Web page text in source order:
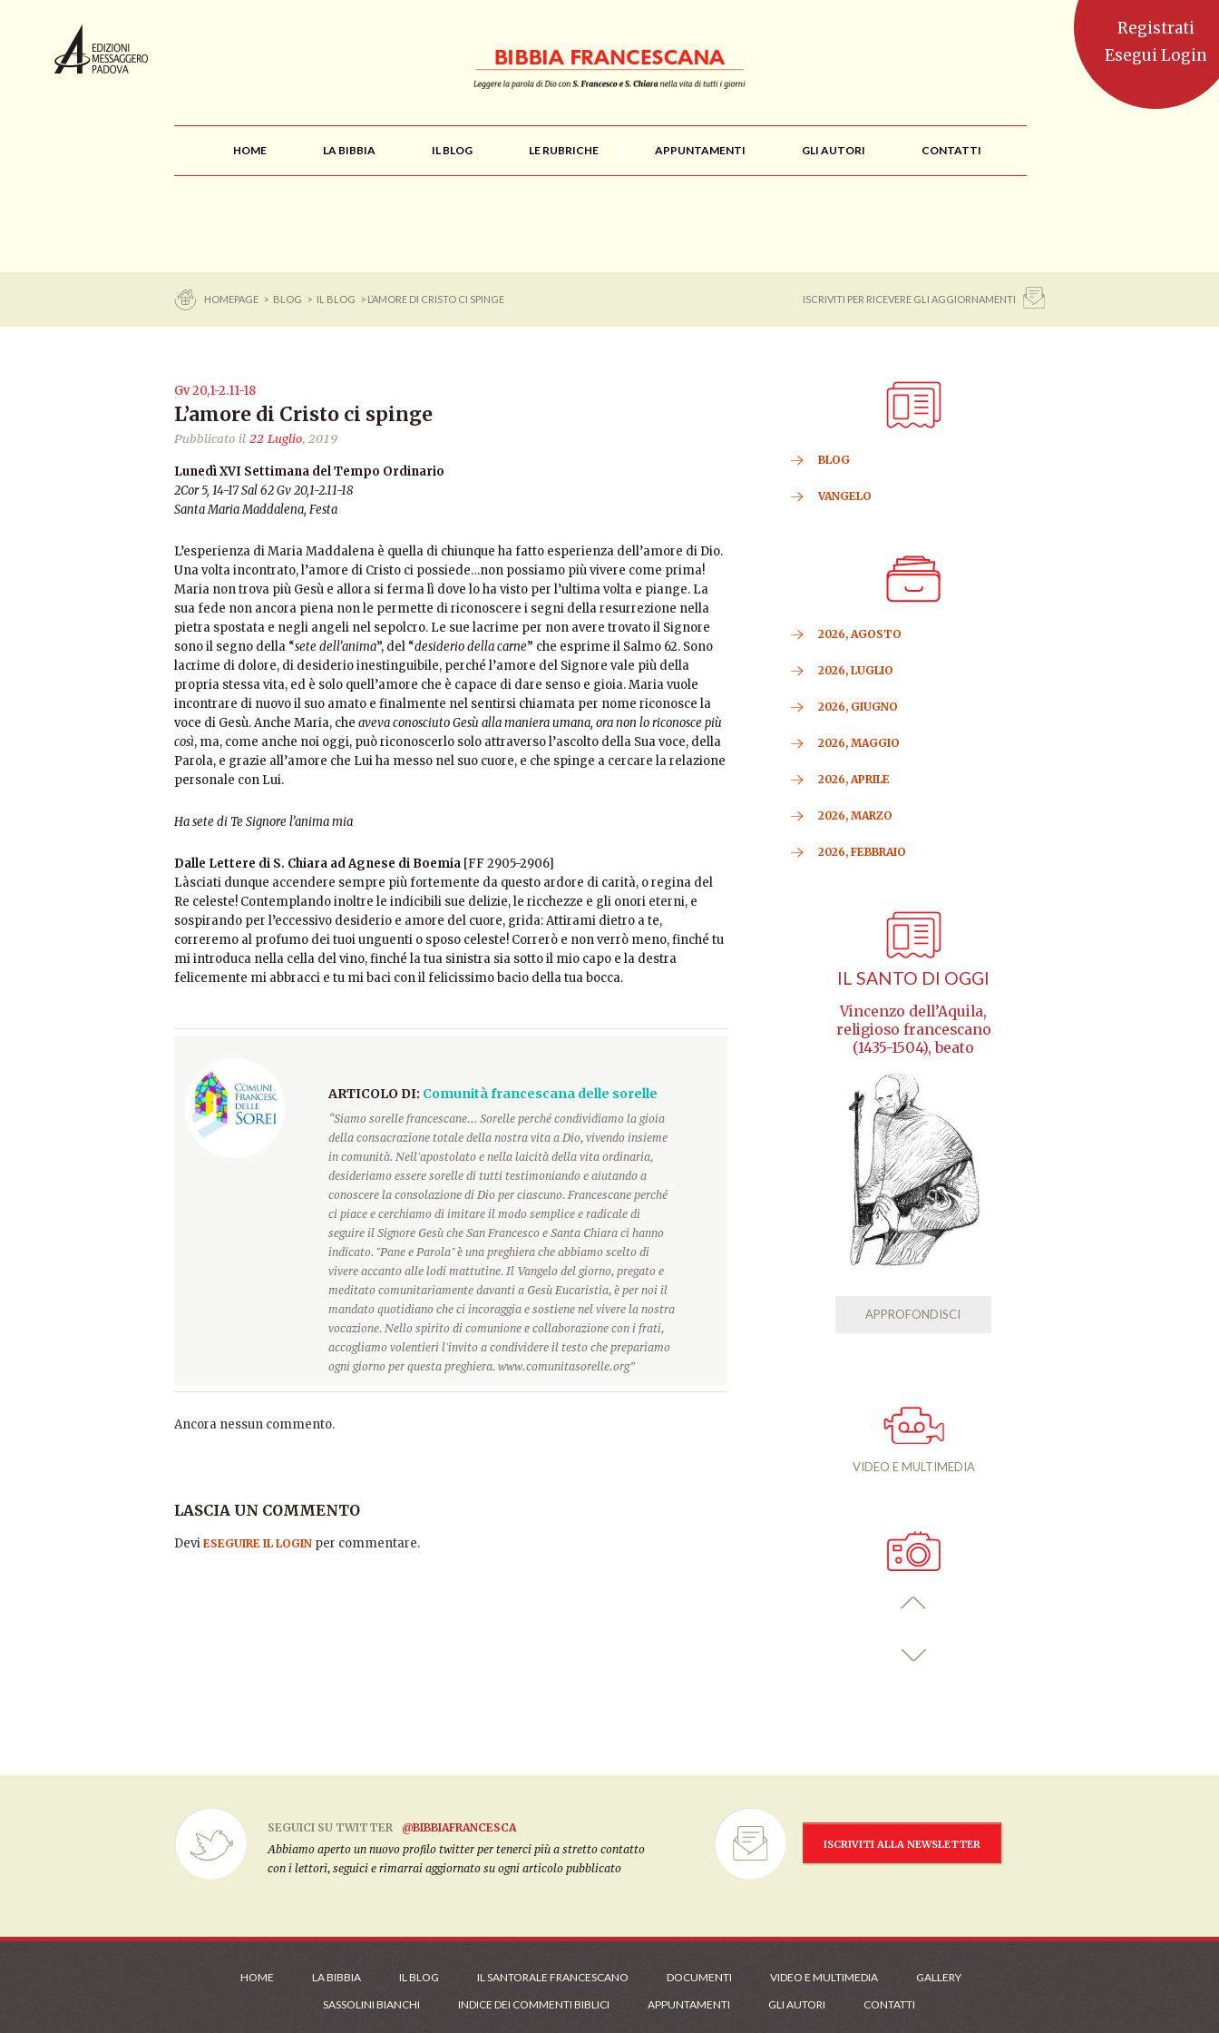
HOME LA BIBBIA IL BLOG LE RUBRICHE APPUNTAMENTI GLI AUTORI CONTATTI
HOMEPAGE > BLOG > IL BLOG > L’AMORE DI CRISTO CI SPINGE ISCRIVITI PER RICEVERE GLI AGGIORNAMENTI
Gv 20,1-2.11-18
L’amore di Cristo ci spinge
Pubblicato il 22 Luglio, 2019
Lunedì XVI Settimana del Tempo Ordinario
2Cor 5, 14-17 Sal 62 Gv 20,1-2.11-18
Santa Maria Maddalena, Festa
L’esperienza di Maria Maddalena è quella di chiunque ha fatto esperienza dell’amore di Dio.
Una volta incontrato, l’amore di Cristo ci possiede…non possiamo più vivere come prima!
Maria non trova più Gesù e allora si ferma lì dove lo ha visto per l’ultima volta e piange. La
sua fede non ancora piena non le permette di riconoscere i segni della resurrezione nella
pietra spostata e negli angeli nel sepolcro. Le sue lacrime per non avere trovato il Signore
sono il segno della “sete dell’anima”, del “desiderio della carne” che esprime il Salmo 62. Sono
lacrime di dolore, di desiderio inestinguibile, perché l’amore del Signore vale più della
propria stessa vita, ed è solo quell’amore che è capace di dare senso e gioia. Maria vuole
incontrare di nuovo il suo amato e finalmente nel sentirsi chiamata per nome riconosce la
voce di Gesù. Anche Maria, che aveva conosciuto Gesù alla maniera umana, ora non lo riconosce più
così, ma, come anche noi oggi, può riconoscerlo solo attraverso l’ascolto della Sua voce, della
Parola, e grazie all’amore che Lui ha messo nel suo cuore, e che spinge a cercare la relazione
personale con Lui.
Ha sete di Te Signore l’anima mia
Dalle Lettere di S. Chiara ad Agnese di Boemia [FF 2905-2906]
Làsciati dunque accendere sempre più fortemente da questo ardore di carità, o regina del
Re celeste! Contemplando inoltre le indicibili sue delizie, le ricchezze e gli onori eterni, e
sospirando per l’eccessivo desiderio e amore del cuore, grida: Attirami dietro a te,
correremo al profumo dei tuoi unguenti o sposo celeste! Correrò e non verrò meno, finché tu
mi introduca nella cella del vino, finché la tua sinistra sia sotto il mio capo e la destra
felicemente mi abbracci e tu mi baci con il felicissimo bacio della tua bocca.
ARTICOLO DI: Comunità francescana delle sorelle
“Siamo sorelle francescane... Sorelle perché condividiamo la gioia
della consacrazione totale della nostra vita a Dio, vivendo insieme
in comunità. Nell'apostolato e nella laicità della vita ordinaria,
desideriamo essere sorelle di tutti testimoniando e aiutando a
conoscere la consolazione di Dio per ciascuno. Francescane perché
ci piace e cerchiamo di imitare il modo semplice e radicale di
seguire il Signore Gesù che San Francesco e Santa Chiara ci hanno
indicato. "Pane e Parola" è una preghiera che abbiamo scelto di
vivere accanto alle lodi mattutine. Il Vangelo del giorno, pregato e
meditato comunitariamente davanti a Gesù Eucaristia, è per noi il
mandato quotidiano che ci incoraggia e sostiene nel vivere la nostra
vocazione. Nello spirito di comunione e collaborazione con i frati,
accogliamo volentieri l'invito a condividere il testo che prepariamo
ogni giorno per questa preghiera. www.comunitasorelle.org”
Ancora nessun commento.
LASCIA UN COMMENTO
Devi ESEGUIRE IL LOGIN per commentare.
BLOG
VANGELO
2026, AGOSTO
2026, LUGLIO
2026, GIUGNO
2026, MAGGIO
2026, APRILE
2026, MARZO
2026, FEBBRAIO
IL SANTO DI OGGI
Vincenzo dell’Aquila,
religioso francescano
(1435-1504), beato
APPROFONDISCI
VIDEO E MULTIMEDIA
SEGUICI SU TWITTER
@BIBBIAFRANCESCA
Abbiamo aperto un nuovo profilo twitter per tenerci più a stretto contatto
con i lettori, seguici e rimarrai aggiornato su ogni articolo pubblicato
ISCRIVITI ALLA NEWSLETTER
HOME LA BIBBIA IL BLOG IL SANTORALE FRANCESCANO DOCUMENTI VIDEO E MULTIMEDIA
GALLERY
SASSOLINI BIANCHI
INDICE DEI COMMENTI BIBLICI APPUNTAMENTI GLI AUTORI CONTATTI
Registrati
Esegui Login